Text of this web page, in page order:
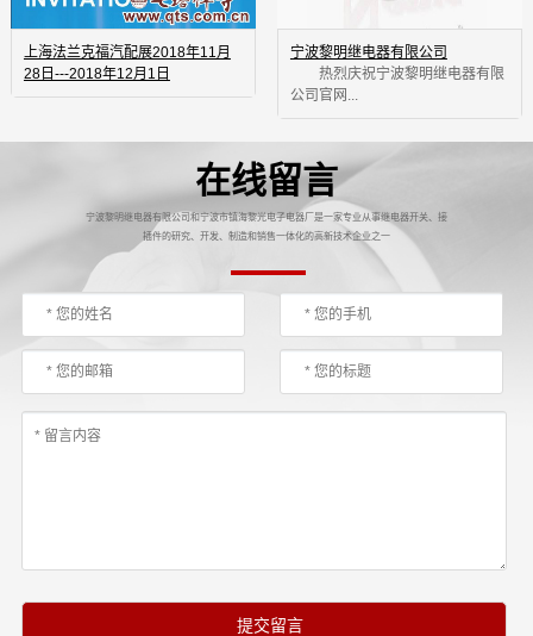
上海法兰克福汽配展2018年11月
28日---2018年12月1日
宁波黎明继电器有限公司
热烈庆祝宁波黎明继电器有限
公司官网...
在线留言
宁波黎明继电器有限公司和宁波市镇海黎光电子电器厂是一家专业从事继电器开关、接
插件的研究、开发、制造和销售一体化的高新技术企业之一